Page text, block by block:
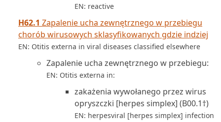
EN: reactive
H62.1 Zapalenie ucha zewnętrznego w przebiegu
chorób wirusowych sklasyfikowanych gdzie indziej
EN: Otitis externa in viral diseases classified elsewhere
Zapalenie ucha zewnętrznego w przebiegu:
EN: Otitis externa in:
zakażenia wywołanego przez wirus
opryszczki [herpes simplex] (B00.1†)
EN: herpesviral [herpes simplex] infection